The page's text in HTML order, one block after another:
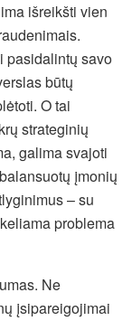
išreikšti vien
pasidalintų savo
būtų
O tai
strateginių
galima svajoti
įmonių
– su
problema
Ne
įsipareigojimai